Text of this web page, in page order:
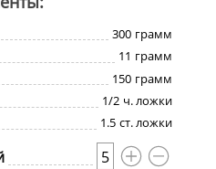
300 грамм
11 грамм
150 грамм
1/2 ч. ложки
1.5 ст. ложки
5